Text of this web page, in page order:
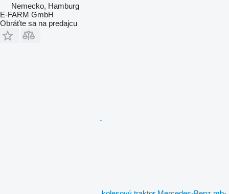
Nemecko, Hamburg
E-FARM GmbH
Obráťte sa na predajcu